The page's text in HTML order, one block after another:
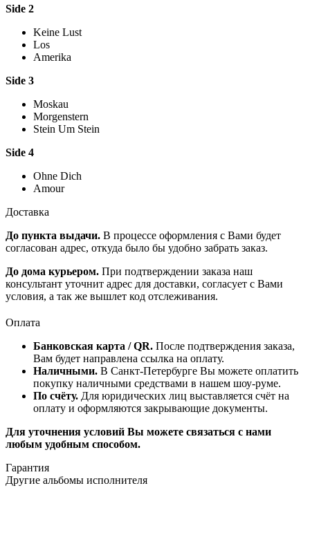
Side 2
Keine Lust
Los
Amerika
Side 3
Moskau
Morgenstern
Stein Um Stein
Side 4
Ohne Dich
Amour
Доставка
До пункта выдачи. В процессе оформления с Вами будет
согласован адрес, откуда было бы удобно забрать заказ.
До дома курьером. При подтверждении заказа наш
консультант уточнит адрес для доставки, согласует с Вами
условия, а так же вышлет код отслеживания.
Оплата
Банковская карта / QR. После подтверждения заказа,
Вам будет направлена ссылка на оплату.
Наличными. В Санкт-Петербурге Вы можете оплатить
покупку наличными средствами в нашем шоу-руме.
По счёту. Для юридических лиц выставляется счёт на
оплату и оформляются закрывающие документы.
Для уточнения условий Вы можете связаться с нами
любым удобным способом.
Гарантия
Другие альбомы исполнителя